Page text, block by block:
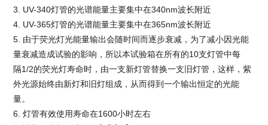
3. UV-340灯管的光谱能量主要集中在340nm波长附近
4. UV-365灯管的光谱能量主要集中在365nm波长附近
5. 由于荧光灯光能量输出会随时间而逐步衰减，为了减小因光能
量衰减造成试验的影响，所以本试验箱在所有的10支灯管中每
隔1/2的荧光灯寿命时，由一支新灯管替换一支旧灯管，这样，紫
外光源始终由新灯和旧灯组成，从而得到一个输出恒定的光能
量。
6. 灯管有效使用寿命在1600小时左右